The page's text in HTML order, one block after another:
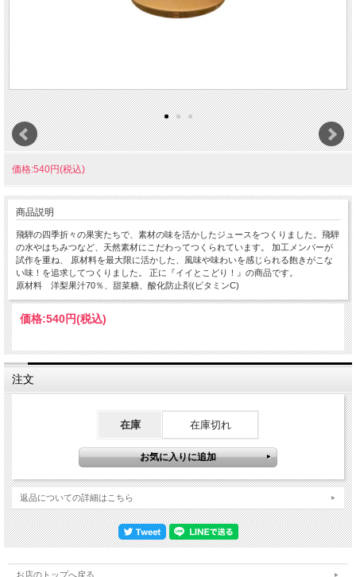
価格:540円(税込)
商品説明
飛騨の四季折々の果実たちで、素材の味を活かしたジュースをつくりました。飛騨
の水やはちみつなど、天然素材にこだわってつくられています。 加工メンバーが
試作を重ね、 原材料を最大限に活かした、風味や味わいを感じられる飽きがこな
い味！を追求してつくりました。 正に『イイとこどり！』の商品です。
原材料 洋梨果汁70％、甜菜糖、酸化防止剤(ビタミンC)
価格:540円(税込)
注文
在庫 在庫切れ
返品についての詳細はこちら
お店のトップへ戻る